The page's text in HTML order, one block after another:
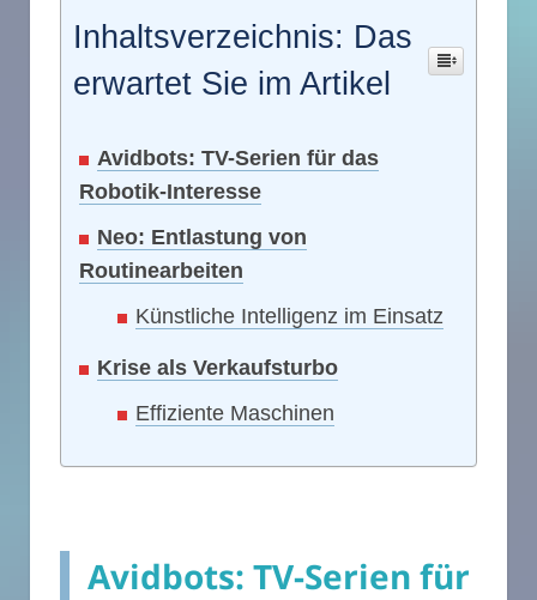
Inhaltsverzeichnis: Das
erwartet Sie im Artikel
Avidbots: TV-Serien für das
Robotik-Interesse
Neo: Entlastung von
Routinearbeiten
Künstliche Intelligenz im Einsatz
Krise als Verkaufsturbo
Effiziente Maschinen
Avidbots: TV-Serien für